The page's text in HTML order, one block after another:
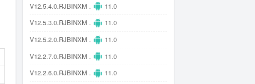
V12.5.4.0.RJBINXM .
11.0
V12.5.3.0.RJBINXM .
11.0
V12.5.2.0.RJBINXM .
11.0
V12.2.7.0.RJBINXM .
11.0
V12.2.6.0.RJBINXM .
11.0